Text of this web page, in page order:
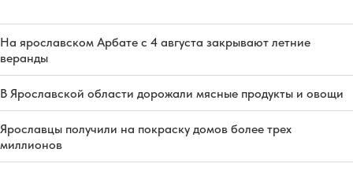
На ярославском Арбате с 4 августа закрывают летние
веранды
В Ярославской области дорожали мясные продукты и овощи
Ярославцы получили на покраску домов более трех
миллионов